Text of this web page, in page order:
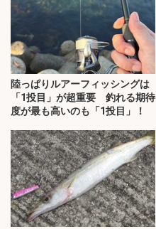
陸っぱりルアーフィッシングは
「1投目」が超重要 釣れる期待
度が最も高いのも「1投目」！